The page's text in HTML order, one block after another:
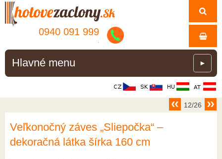
0940 091 999
Hlavné menu ►
12/26
Veľkonočný záves „Sliepočka“ –
dekoračná látka šírka 160 cm